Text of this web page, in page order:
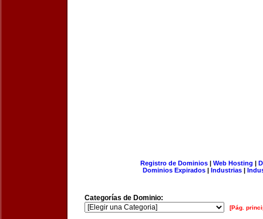
Registro de Dominios| Web Hosting |
Dominios Expirados | Industrias |
Categorías de Dominio:
[Pág.